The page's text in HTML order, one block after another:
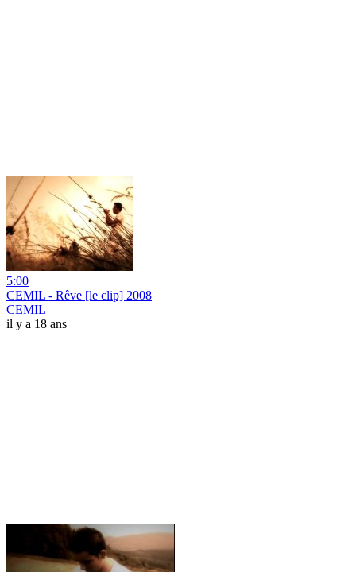
5:00
CEMIL - Rêve [le clip] 2008
CEMIL
il y a 18 ans